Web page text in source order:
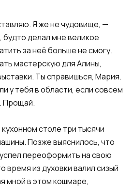
Я же не чудовище, —
будто делал мне великое
за неё больше не смогу.
мастерскую для Алины,
Ты справишься, Мария.
у тебя в области, если совсем
Прощай.
столе три тысячи
Позже выяснилось, что
переоформить на свою
время из духовки валил сизый
мной в этом кошмаре,